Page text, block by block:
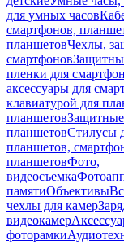
для умных часов
смартфонов,
планшетовЧехлы,
смартфонов
пленки для
аксессуары для
клавиатурой для
планшетов
планшетовСтилусы
планшетов,
планшетовФото,
видеосъемка
памятиОбъективы
чехлы для камер
видеокамер
фоторамки